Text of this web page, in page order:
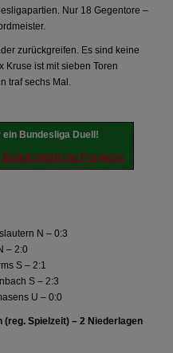
Nur 18 Gegentore –
zurückgreifen. Es sind keine
Kruse ist mit sieben Toren
traf sechs Mal.
Bundesliga Duell!
Bundesligatrend Prognose
N – 0:3
– 2:0
S – 2:1
S – 2:3
U – 0:0
Spielzeit) – 2 Niederlagen